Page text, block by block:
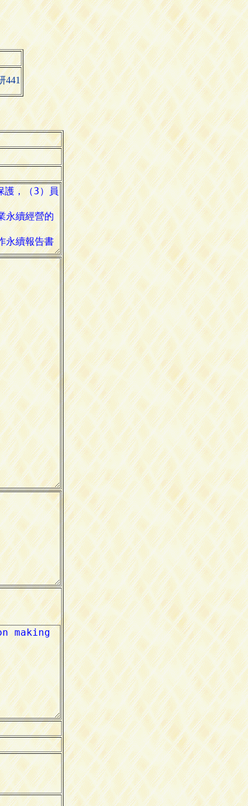
441